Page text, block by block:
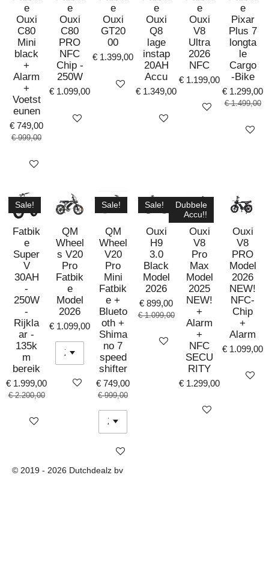
e
Ouxi
C80
Mini
black
+
Alarm
+
Voetst
eunen
€ 749,00
€ 999,00
Bekijk details
e
Ouxi
C80
PRO
NFC
Chip -
250W
€ 1.099,00
Bekijk details
e
Ouxi
GT20
00
€ 1.399,00
Bekijk details
e
Ouxi
Q8
lage
instap
20AH
Accu
€ 1.349,00
Bekijk details
e
Ouxi
V8
Ultra
2026
NFC
€ 1.199,00
Bekijk details
e
Pixar
Plus 7
longta
le
Cargo
-Bike
€ 1.299,00
€ 1.499,00
Bekijk
Sale!
Fatbik
e
Super
V
30AH
-
250W
-
Rijkla
ar -
135k
m
bereik
€ 1.999,00
€ 2.200,00
Bekijk details
QM
Wheel
s V20
Pro
Fatbik
e
Model
2026
€ 1.099,00
Bekijk details
Sale!
QM
Wheel
V20
Pro
Mini
Fatbik
e +
Blueto
oth +
Shima
no 7
speed
shifter
€ 749,00
€ 999,00
Bekijk details
Sale!
Ouxi
H9
3.0
Black
Model
2026
€ 899,00
€ 1.099,00
Bekijk details
Dubbele
Accu!!
Ouxi
V8
Pro
Max
Model
2025
NEW!
+
Alarm
+
NFC
SECU
RITY
€ 1.299,00
Bekijk details
Ouxi
V8
PRO
Model
2026
NEW!
NFC-
Chip
+
Alarm
€ 1.099,00
Bekijk
© 2019 - 2026 Dutchdealz bv